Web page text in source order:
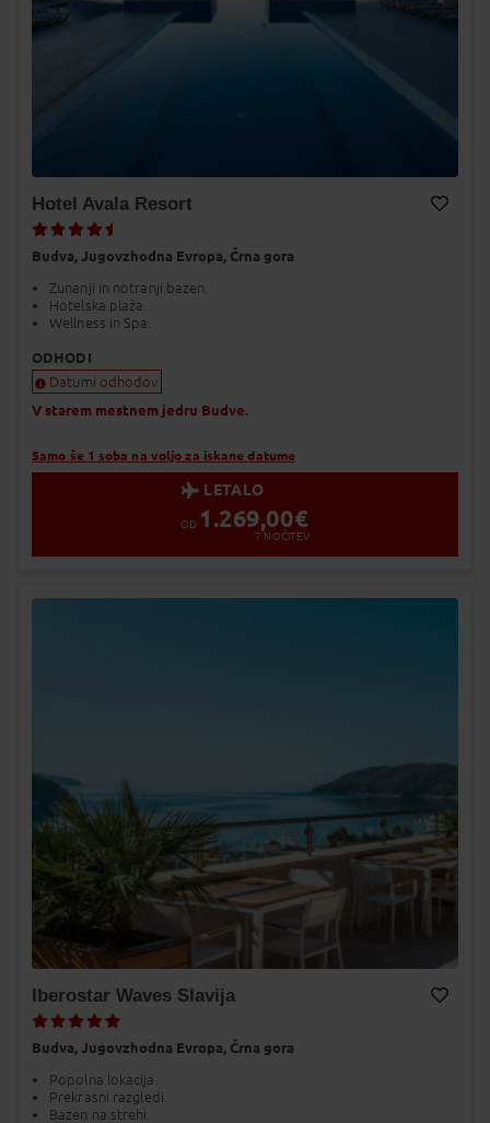
Hotel Avala Resort
Budva, Jugovzhodna Evropa, Črna gora
Zunanji in notranji bazen.
Hotelska plaža.
Wellness in Spa.
ODHODI
Datumi odhodov
V starem mestnem jedru Budve.
Samo še 1 soba na voljo za iskane datume
LETALO
OD 1.269,00€
7 NOČITEV
Iberostar Waves Slavija
Budva, Jugovzhodna Evropa, Črna gora
Popolna lokacija.
Prekrasni razgledi.
Bazen na strehi.